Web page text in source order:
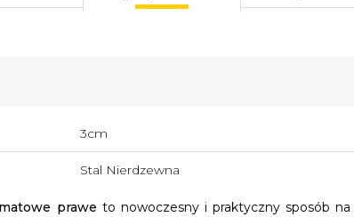
3cm
Stal Nierdzewna
prawe to nowoczesny i praktyczny sposób